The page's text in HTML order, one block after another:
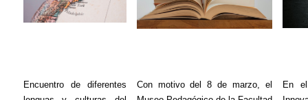
Encuentro de diferentes
Con motivo del 8 de marzo, el
En